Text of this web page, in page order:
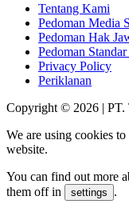
Tentang Kami
Pedoman Media
Pedoman Hak
Pedoman
Privacy Policy
Periklanan
Copyright © 2026 | PT.
We are using cookies
website.
You can find out more
them off in
settings .